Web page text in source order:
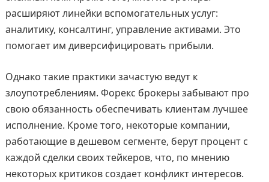
расширяют линейки вспомогательных услуг:
аналитику, консалтинг, управление активами. Это
помогает им диверсифицировать прибыли.
Однако такие практики зачастую ведут к
злоупотреблениям. Форекс брокеры забывают про
свою обязанность обеспечивать клиентам лучшее
исполнение. Кроме того, некоторые компании,
работающие в дешевом сегменте, берут процент с
каждой сделки своих тейкеров, что, по мнению
некоторых критиков создает конфликт интересов.